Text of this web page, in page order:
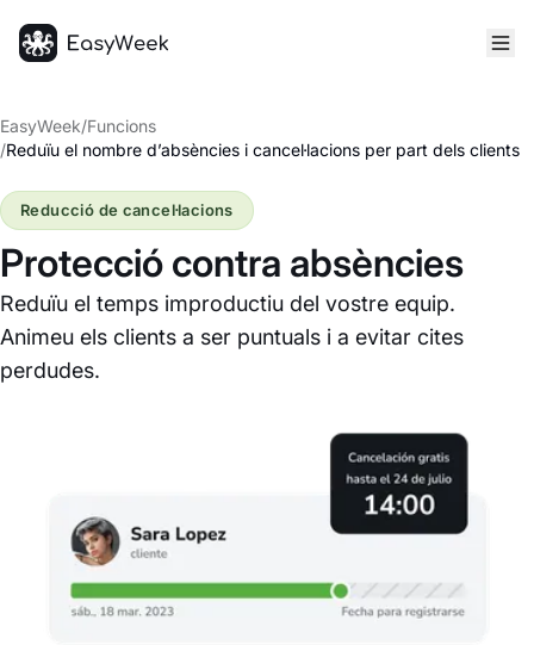
EasyWeek/Funcions
/Reduïu el nombre d’absències i cancel·lacions per part dels clients
Protecció contra absències
Reduïu el temps improductiu del vostre equip.
Animeu els clients a ser puntuals i a evitar cites
perdudes.
Reducció de cancel·lacions